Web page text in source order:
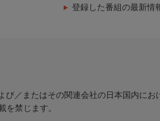
登録した番組の最新情
／またはその関連会社の日本国内にお
を禁じます。